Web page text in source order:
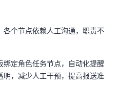
个节点依赖人工沟通，职责不
定角色任务节点，自动化提醒
，减少人工干预，提高报送准